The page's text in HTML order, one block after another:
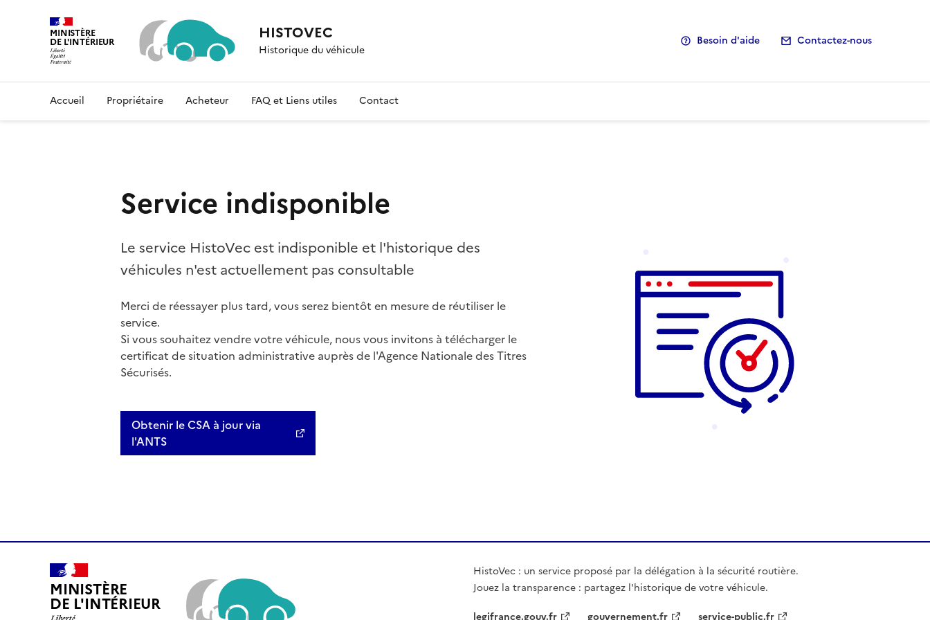
MINISTÈRE
DE L'INTÉRIEUR HISTOVEC
Historique du véhicule
Besoin d'aide Contactez-nous
Accueil Propriétaire Acheteur FAQ et Liens utiles Contact
Service indisponible
Le service HistoVec est indisponible et l'historique des
véhicules n'est actuellement pas consultable
Merci de réessayer plus tard, vous serez bientôt en mesure de réutiliser le
service.
Si vous souhaitez vendre votre véhicule, nous vous invitons à télécharger le
certificat de situation administrative auprès de l'Agence Nationale des Titres
Sécurisés.
Obtenir le CSA à jour via
l'ANTS
MINISTÈRE
DE L'INTÉRIEUR
HistoVec : un service proposé par la délégation à la sécurité routière.
Jouez la transparence : partagez l'historique de votre véhicule.
legifrance.gouv.fr
gouvernement.fr service-public.fr